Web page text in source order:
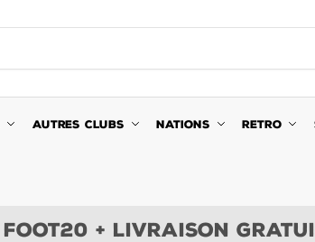
AUTRES CLUBS NATIONS RETRO
FOOT20 + LIVRAISON